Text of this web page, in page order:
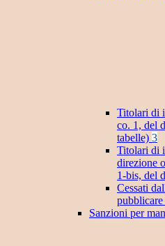
Titolari di
co. 1, del
tabelle) 3
Titolari di
direzione
1-bis, del
Cessati
Sanzioni per